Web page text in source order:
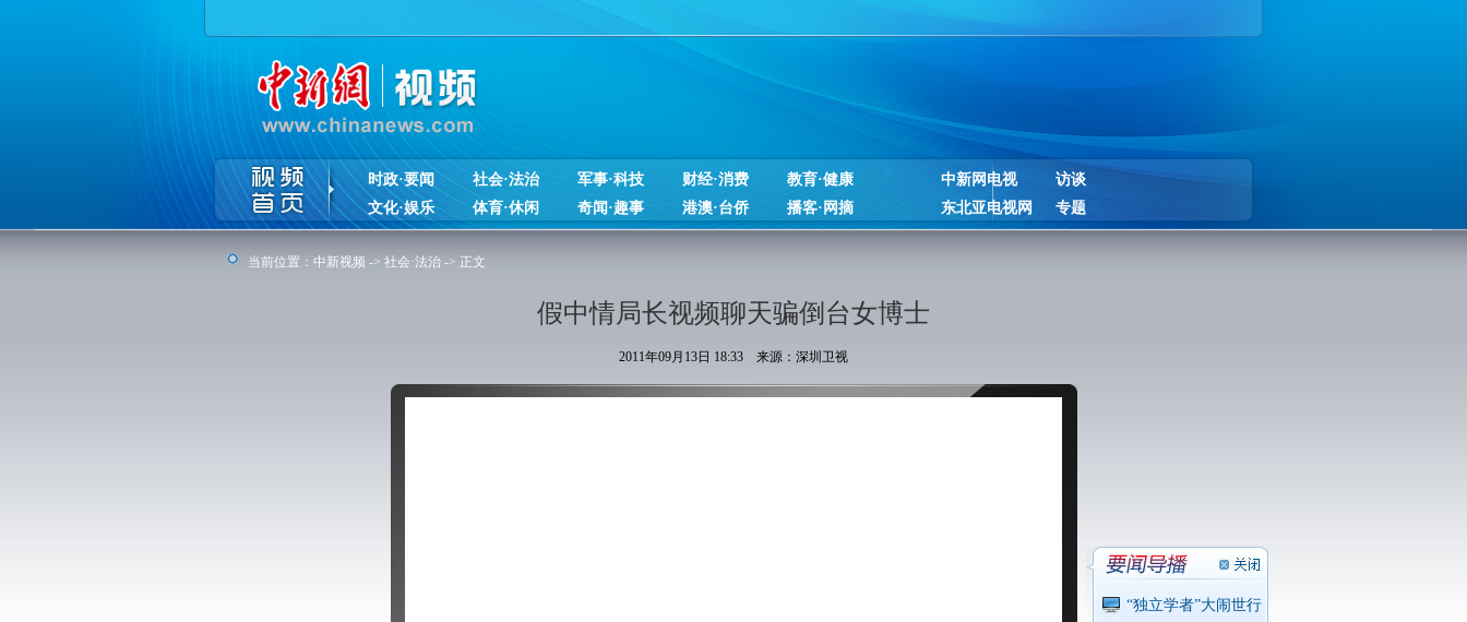
时政·要闻 社会·法治 军事·科技 财经·消费
教育·健康
文化·娱乐
体育·休闲 奇闻·趣事 港澳·台侨 播客·网摘
中新网电视
访谈
东北亚电视网
专题
当前位置： 中新视频 -> 社会·法治 -> 正文
假中情局长视频聊天骗倒台女博士
2011年09月13日 18:33 来源：深圳卫视
“独立学者”大闹世行